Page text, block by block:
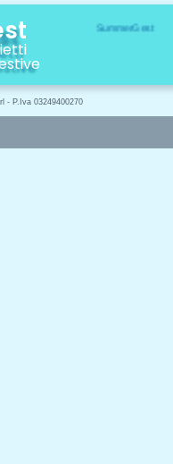
- P.Iva 03249400270